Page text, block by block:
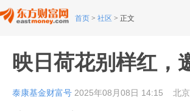
首页 > 社区 > 正文
映日荷花别样红，
泰康基金财富号 2025年08月08日 14:15 北京